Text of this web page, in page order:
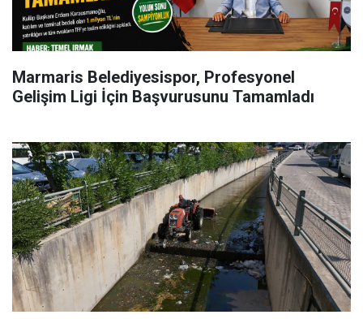
Marmaris Belediyesispor, Profesyonel
Gelişim Ligi İçin Başvurusunu Tamamladı